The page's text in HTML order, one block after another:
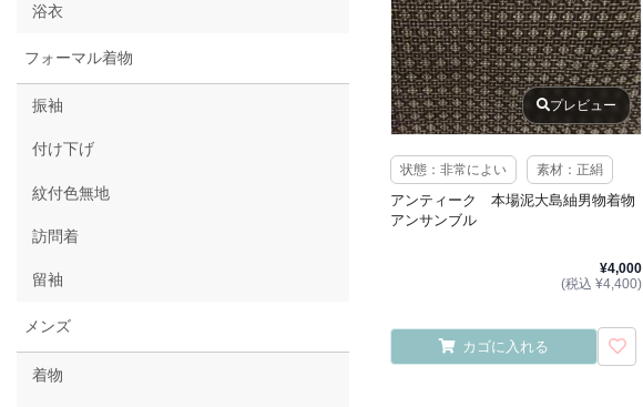
浴衣
フォーマル着物
振袖
付け下げ
紋付色無地
訪問着
留袖
メンズ
着物
プレビュー
状態：非常によい 素材：正絹
アンティーク 本場泥大島紬男物着物
アンサンブル
¥4,000
(税込 ¥4,400)
カゴに入れる